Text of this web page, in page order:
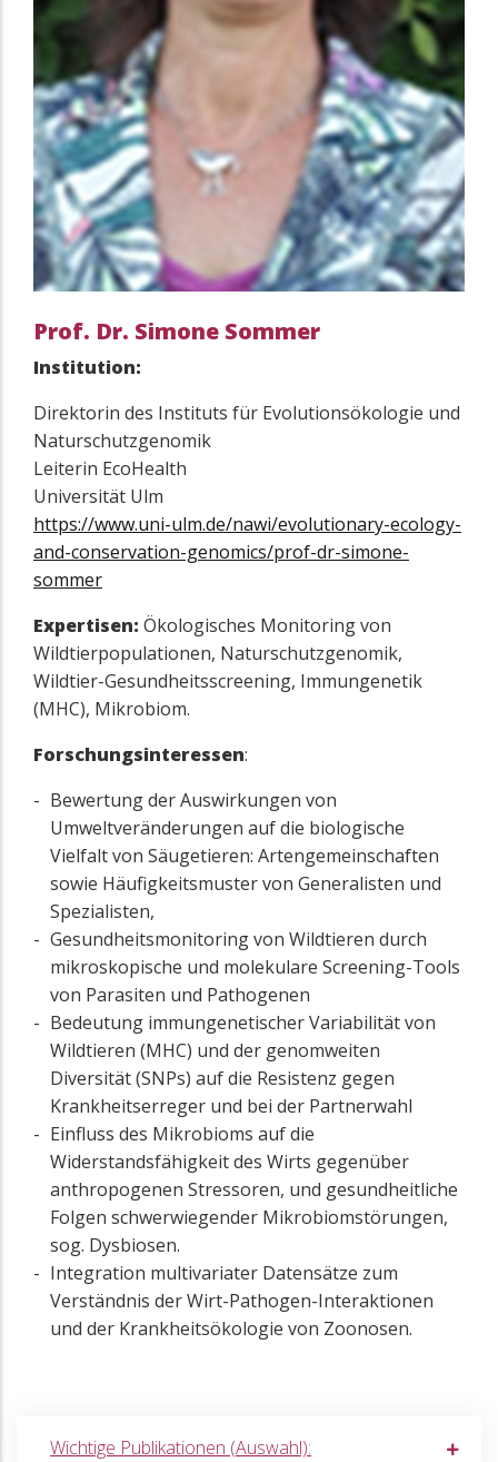
Prof. Dr. Simone Sommer
Institution:
Direktorin des Instituts für Evolutionsökologie und
Naturschutzgenomik
Leiterin EcoHealth
Universität Ulm
https://www.uni-ulm.de/nawi/evolutionary-ecology-
and-conservation-genomics/prof-dr-simone-
sommer
Expertisen: Ökologisches Monitoring von
Wildtierpopulationen, Naturschutzgenomik,
Wildtier-Gesundheitsscreening, Immungenetik
(MHC), Mikrobiom.
Forschungsinteressen:
Bewertung der Auswirkungen von
Umweltveränderungen auf die biologische
Vielfalt von Säugetieren: Artengemeinschaften
sowie Häufigkeitsmuster von Generalisten und
Spezialisten,
Gesundheitsmonitoring von Wildtieren durch
mikroskopische und molekulare Screening-Tools
von Parasiten und Pathogenen
Bedeutung immungenetischer Variabilität von
Wildtieren (MHC) und der genomweiten
Diversität (SNPs) auf die Resistenz gegen
Krankheitserreger und bei der Partnerwahl
Einfluss des Mikrobioms auf die
Widerstandsfähigkeit des Wirts gegenüber
anthropogenen Stressoren, und gesundheitliche
Folgen schwerwiegender Mikrobiomstörungen,
sog. Dysbiosen.
Integration multivariater Datensätze zum
Verständnis der Wirt-Pathogen-Interaktionen
und der Krankheitsökologie von Zoonosen.
Wichtige Publikationen (Auswahl):